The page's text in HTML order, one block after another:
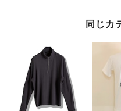
同じカ